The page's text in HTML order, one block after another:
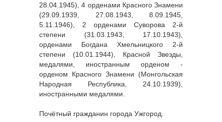
28.04.1945), 4 орденами Красного Знамени
(29.09.1939, 27.08.1943, 8.09.1945,
5.11.1946), 2 орденами Суворова 2-й
степени (31.03.1943, 17.10.1943),
орденами Богдана Хмельницкого 2-й
степени (10.01.1944), Красной Звезды,
медалями, иностранным орденом -
орденом Красного Знамени (Монгольская
Народная Республика, 24.10.1939),
иностранными медалями.
Почётный гражданин города Ужгород.